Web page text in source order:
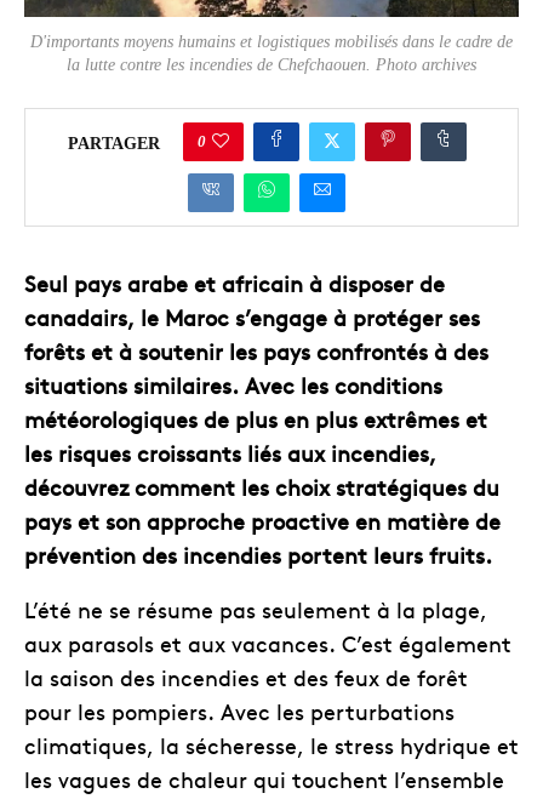
D'importants moyens humains et logistiques mobilisés dans le cadre de
la lutte contre les incendies de Chefchaouen. Photo archives
PARTAGER 0
Seul pays arabe et africain à disposer de
canadairs, le Maroc s’engage à protéger ses
forêts et à soutenir les pays confrontés à des
situations similaires. Avec les conditions
météorologiques de plus en plus extrêmes et
les risques croissants liés aux incendies,
découvrez comment les choix stratégiques du
pays et son approche proactive en matière de
prévention des incendies portent leurs fruits.
L’été ne se résume pas seulement à la plage,
aux parasols et aux vacances. C’est également
la saison des incendies et des feux de forêt
pour les pompiers. Avec les perturbations
climatiques, la sécheresse, le stress hydrique et
les vagues de chaleur qui touchent l’ensemble